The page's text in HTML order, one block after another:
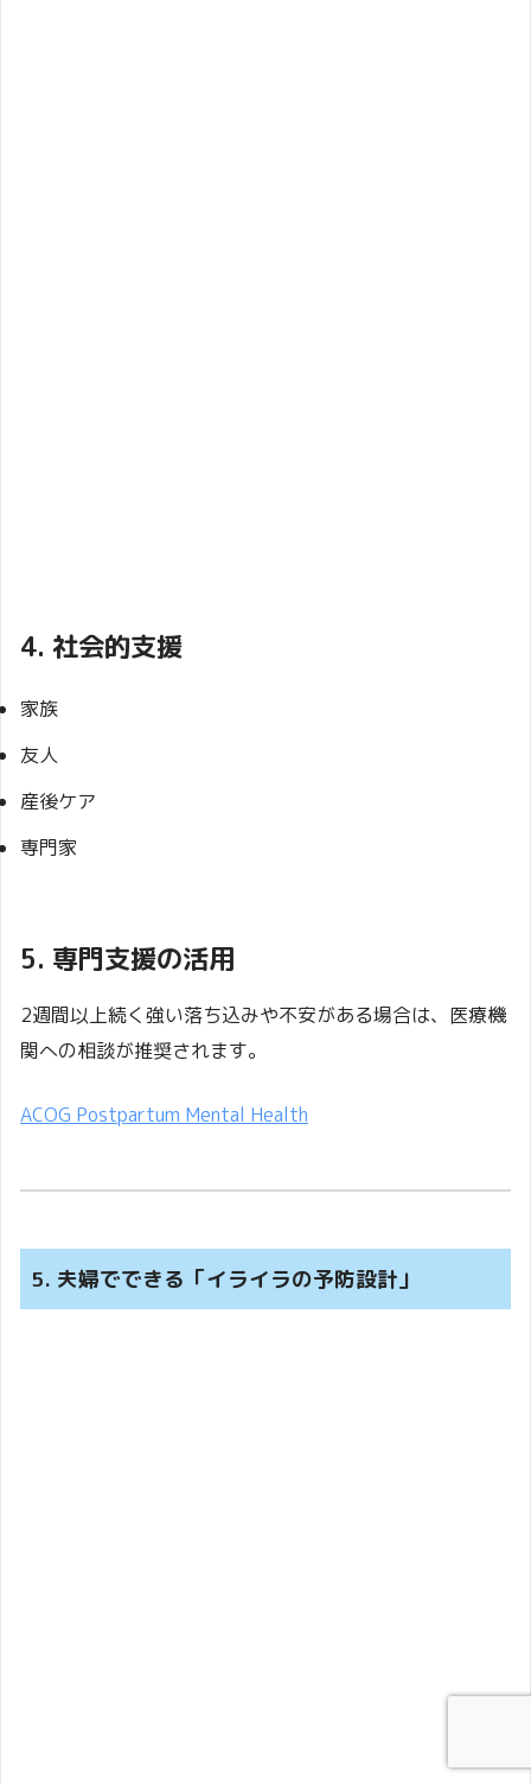
4. 社会的支援
家族
友人
産後ケア
専門家
5. 専門支援の活用
2週間以上続く強い落ち込みや不安がある場合は、医療機
関への相談が推奨されます。
ACOG Postpartum Mental Health
5. 夫婦でできる「イライラの予防設計」